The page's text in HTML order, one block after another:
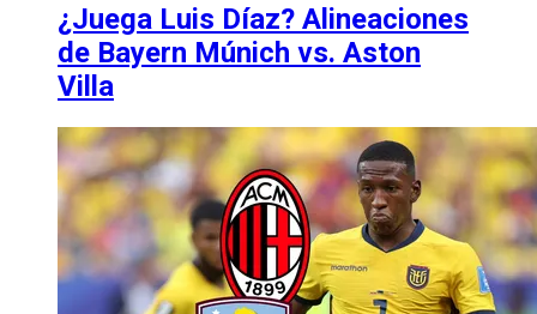
¿Juega Luis Díaz? Alineaciones
de Bayern Múnich vs. Aston
Villa